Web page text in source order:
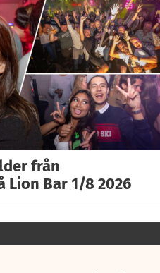
från
Bar 1/8 2026